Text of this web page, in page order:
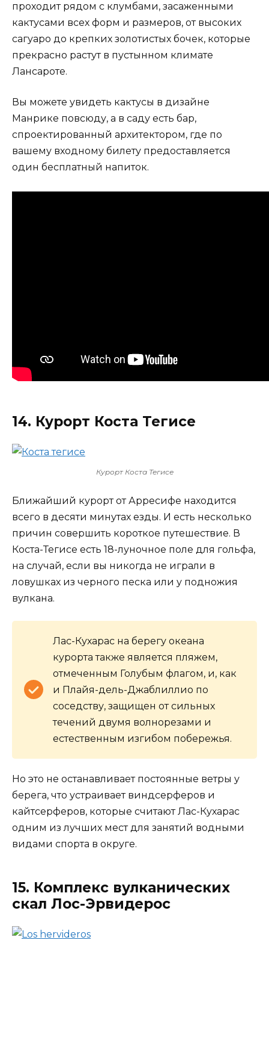
проходит рядом с клумбами, засаженными
кактусами всех форм и размеров, от высоких
сагуаро до крепких золотистых бочек, которые
прекрасно растут в пустынном климате
Лансароте.
Вы можете увидеть кактусы в дизайне
Манрике повсюду, а в саду есть бар,
спроектированный архитектором, где по
вашему входному билету предоставляется
один бесплатный напиток.
14. Курорт Коста Тегисе
Курорт Коста Тегисе
Ближайший курорт от Арресифе находится
всего в десяти минутах езды. И есть несколько
причин совершить короткое путешествие. В
Коста-Тегисе есть 18-луночное поле для гольфа,
на случай, если вы никогда не играли в
ловушках из черного песка или у подножия
вулкана.
Лас-Кухарас на берегу океана
курорта также является пляжем,
отмеченным Голубым флагом, и, как
и Плайя-дель-Джаблиллио по
соседству, защищен от сильных
течений двумя волнорезами и
естественным изгибом побережья.
Но это не останавливает постоянные ветры у
берега, что устраивает виндсерферов и
кайтсерферов, которые считают Лас-Кухарас
одним из лучших мест для занятий водными
видами спорта в округе.
15. Комплекс вулканических
скал Лос-Эрвидерос